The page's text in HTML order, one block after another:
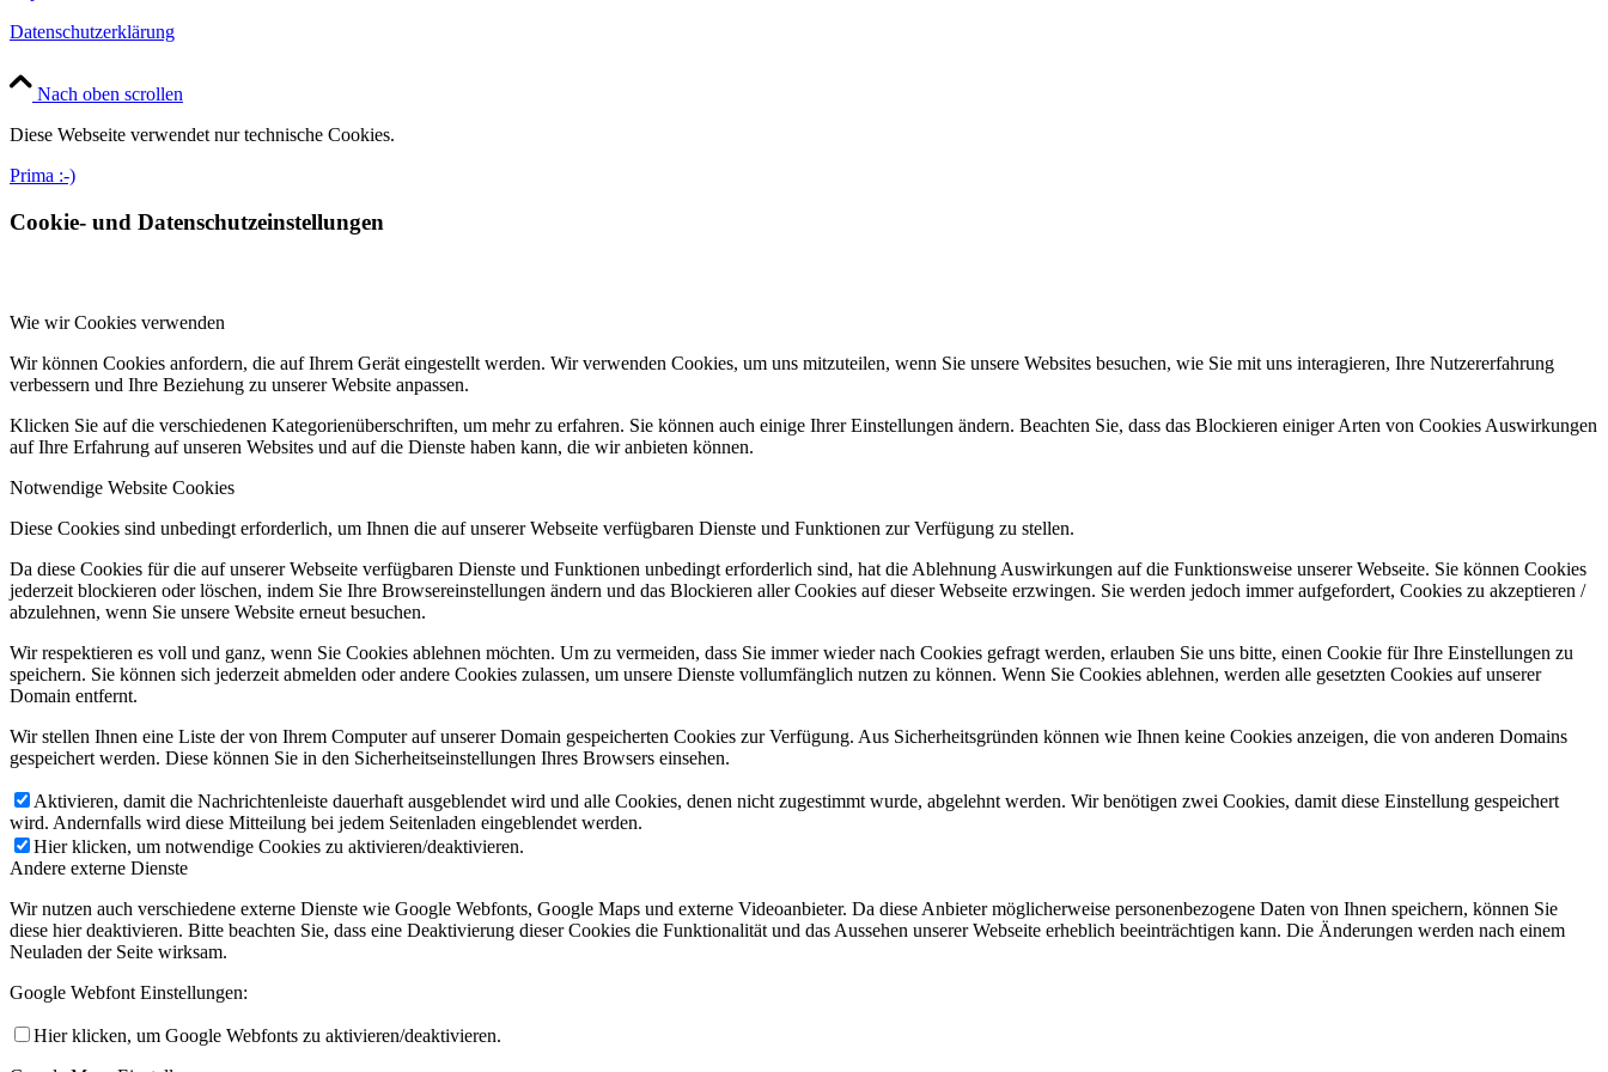
Datenschutzerklärung
Nach oben scrollen
Diese Webseite verwendet nur technische Cookies.
Prima :-)
Cookie- und Datenschutzeinstellungen
Wie wir Cookies verwenden
Wir können Cookies anfordern, die auf Ihrem Gerät eingestellt werden. Wir verwenden Cookies, um uns mitzuteilen, wenn Sie unsere Websites besuchen, wie Sie mit uns interagieren, Ihre Nutzererfahrung
verbessern und Ihre Beziehung zu unserer Website anpassen.
Klicken Sie auf die verschiedenen Kategorienüberschriften, um mehr zu erfahren. Sie können auch einige Ihrer Einstellungen ändern. Beachten Sie, dass das Blockieren einiger Arten von Cookies Auswirkungen
auf Ihre Erfahrung auf unseren Websites und auf die Dienste haben kann, die wir anbieten können.
Notwendige Website Cookies
Diese Cookies sind unbedingt erforderlich, um Ihnen die auf unserer Webseite verfügbaren Dienste und Funktionen zur Verfügung zu stellen.
Da diese Cookies für die auf unserer Webseite verfügbaren Dienste und Funktionen unbedingt erforderlich sind, hat die Ablehnung Auswirkungen auf die Funktionsweise unserer Webseite. Sie können Cookies
jederzeit blockieren oder löschen, indem Sie Ihre Browsereinstellungen ändern und das Blockieren aller Cookies auf dieser Webseite erzwingen. Sie werden jedoch immer aufgefordert, Cookies zu akzeptieren /
abzulehnen, wenn Sie unsere Website erneut besuchen.
Wir respektieren es voll und ganz, wenn Sie Cookies ablehnen möchten. Um zu vermeiden, dass Sie immer wieder nach Cookies gefragt werden, erlauben Sie uns bitte, einen Cookie für Ihre Einstellungen zu
speichern. Sie können sich jederzeit abmelden oder andere Cookies zulassen, um unsere Dienste vollumfänglich nutzen zu können. Wenn Sie Cookies ablehnen, werden alle gesetzten Cookies auf unserer
Domain entfernt.
Wir stellen Ihnen eine Liste der von Ihrem Computer auf unserer Domain gespeicherten Cookies zur Verfügung. Aus Sicherheitsgründen können wie Ihnen keine Cookies anzeigen, die von anderen Domains
gespeichert werden. Diese können Sie in den Sicherheitseinstellungen Ihres Browsers einsehen.
Aktivieren, damit die Nachrichtenleiste dauerhaft ausgeblendet wird und alle Cookies, denen nicht zugestimmt wurde, abgelehnt werden. Wir benötigen zwei Cookies, damit diese Einstellung gespeichert
wird. Andernfalls wird diese Mitteilung bei jedem Seitenladen eingeblendet werden.
Hier klicken, um notwendige Cookies zu aktivieren/deaktivieren.
Andere externe Dienste
Wir nutzen auch verschiedene externe Dienste wie Google Webfonts, Google Maps und externe Videoanbieter. Da diese Anbieter möglicherweise personenbezogene Daten von Ihnen speichern, können Sie
diese hier deaktivieren. Bitte beachten Sie, dass eine Deaktivierung dieser Cookies die Funktionalität und das Aussehen unserer Webseite erheblich beeinträchtigen kann. Die Änderungen werden nach einem
Neuladen der Seite wirksam.
Google Webfont Einstellungen:
Hier klicken, um Google Webfonts zu aktivieren/deaktivieren.